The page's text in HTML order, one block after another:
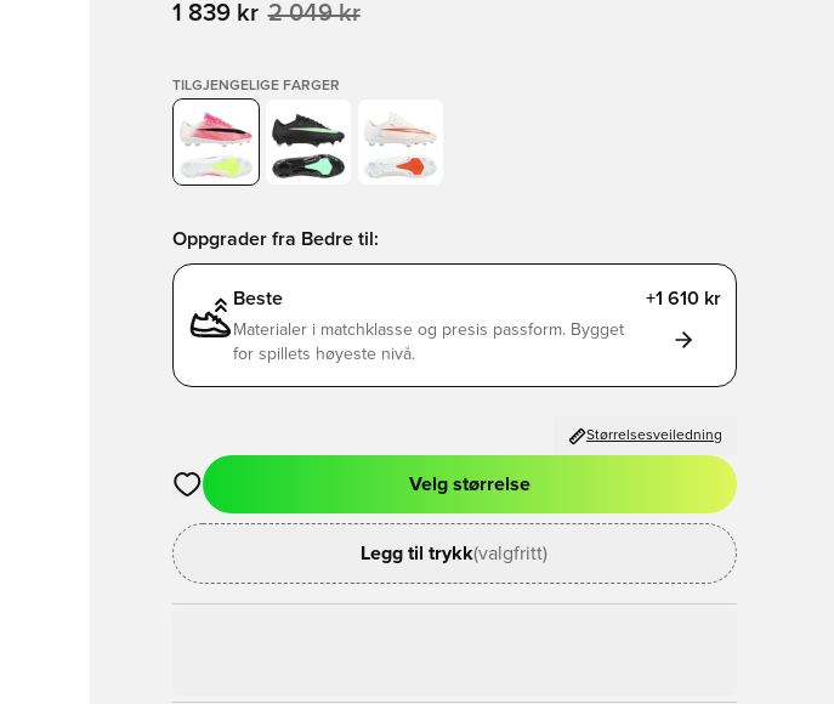
1 839 kr 2 049 kr
TILGJENGELIGE FARGER
Oppgrader fra Bedre til:
Beste +1 610 kr
Materialer i matchklasse og presis passform. Bygget
for spillets høyeste nivå.
Størrelsesveiledning
Åpner en Modal for å logge inn eller registrere deg som medlem
Velg størrelse
Legg til trykk(valgfritt)